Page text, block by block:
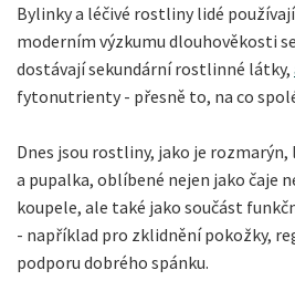
Bylinky a léčivé rostliny lidé
moderním výzkumu dlouhověkosti
dostávají sekundární rostlinné látky,
fytonutrienty - přesně to, na co
Dnes jsou rostliny, jako je
a pupalka, oblíbené nejen jako čaje
koupele, ale také jako součást
- například pro zklidnění pokožky,
podporu dobrého spánku.